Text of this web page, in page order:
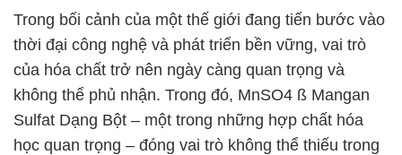
Trong bối cảnh của một thế giới đang tiến bước vào
thời đại công nghệ và phát triển bền vững, vai trò
của hóa chất trở nên ngày càng quan trọng và
không thể phủ nhận. Trong đó, MnSO4 ß Mangan
Sulfat Dạng Bột – một trong những hợp chất hóa
học quan trọng – đóng vai trò không thể thiếu trong